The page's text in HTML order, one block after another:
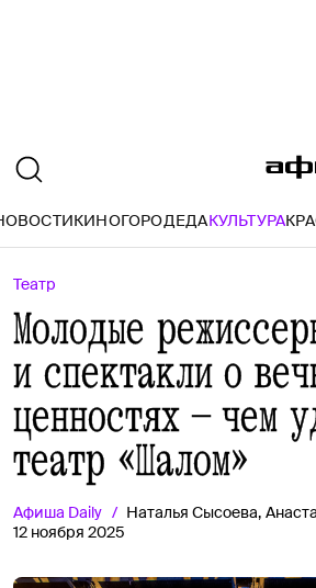
КИНОГОРОДЕДАКУЛЬТУРА
Театр
Молодые
и спектакли о
ценностях — чем
театр «Шалом»
Афиша Daily Наталья Сысоева,
12 ноября 2025